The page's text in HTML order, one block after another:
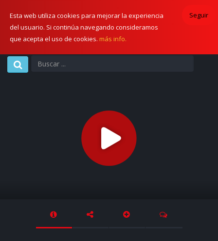
Seguir
Esta web utiliza cookies para mejorar la experiencia
del usuario. Si continúa navegando consideramos
que acepta el uso de cookies. más info.